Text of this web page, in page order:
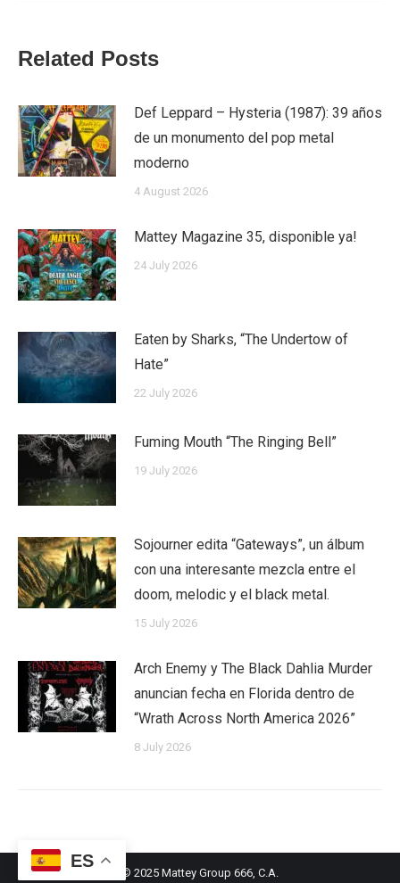
Related Posts
Def Leppard – Hysteria (1987): 39 años
de un monumento del pop metal
moderno
4 August 2026
Mattey Magazine 35, disponible ya!
24 July 2026
Eaten by Sharks, “The Undertow of
Hate”
22 July 2026
Fuming Mouth “The Ringing Bell”
19 July 2026
Sojourner edita “Gateways”, un álbum
con una interesante mezcla entre el
doom, melodic y el black metal.
15 July 2026
Arch Enemy y The Black Dahlia Murder
anuncian fecha en Florida dentro de
“Wrath Across North America 2026”
8 July 2026
© 2025 Mattey Group 666, C.A.
ES